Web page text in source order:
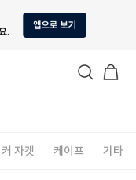
자켓 케이프 기타